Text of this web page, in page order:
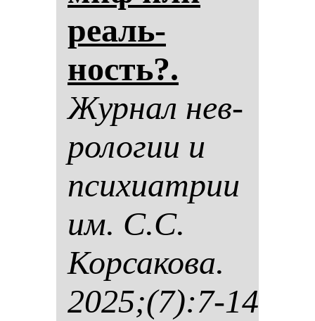
ре­аль­
ность?.
Жур­нал нев­
ро­ло­гии и
пси­хи­ат­рии
им. С.С.
Кор­са­ко­ва.
2025;(7):7-14